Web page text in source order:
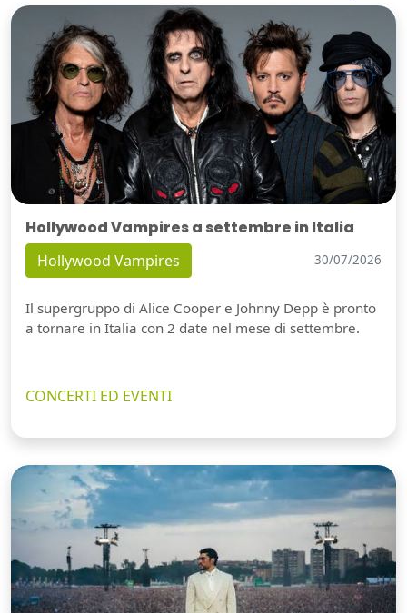
Hollywood Vampires a settembre in Italia
Hollywood Vampires 30/07/2026
Il supergruppo di Alice Cooper e Johnny Depp è pronto
a tornare in Italia con 2 date nel mese di settembre.
CONCERTI ED EVENTI